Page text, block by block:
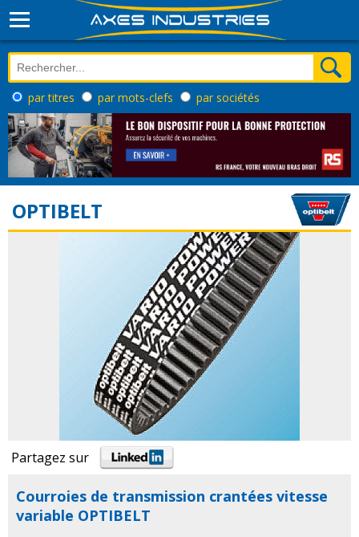
par titres par mots-clefs par sociétés
OPTIBELT
Partagez sur
Courroies de transmission crantées vitesse
variable OPTIBELT